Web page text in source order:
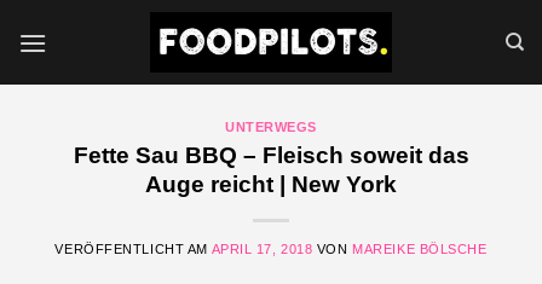
Inhalt
UNTERWEGS
Fette Sau BBQ – Fleisch soweit das
Auge reicht | New York
VERÖFFENTLICHT AM APRIL 17, 2018 VON MAREIKE BÖLSCHE